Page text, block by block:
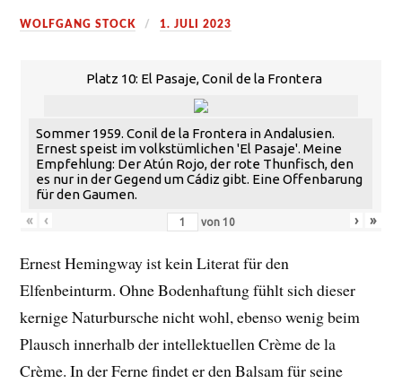
WOLFGANG STOCK 1. JULI 2023
Platz 10: El Pasaje, Conil de la Frontera
Sommer 1959. Conil de la Frontera in Andalusien.
Ernest speist im volkstümlichen 'El Pasaje'. Meine
Empfehlung: Der Atún Rojo, der rote Thunfisch, den
es nur in der Gegend um Cádiz gibt. Eine Offenbarung
für den Gaumen.
«
‹ von 10 › »
Ernest Hemingway ist kein Literat für den
Elfenbeinturm. Ohne Bodenhaftung fühlt sich dieser
kernige Naturbursche nicht wohl, ebenso wenig beim
Plausch innerhalb der intellektuellen Crème de la
Crème. In der Ferne findet er den Balsam für seine